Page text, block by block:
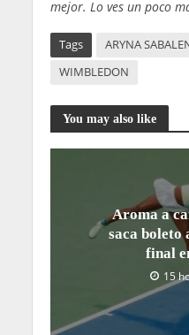
mejor. Lo ves un poco
Tags ARYNA
WIMBLEDON
You may also like
Aroma a
saca boleto
final
15